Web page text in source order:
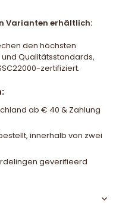
Varianten erhältlich:
den höchsten
Qualitätsstandards,
zertifiziert.
ab € 40 & Zahlung
innerhalb von zwei
geverifieerd